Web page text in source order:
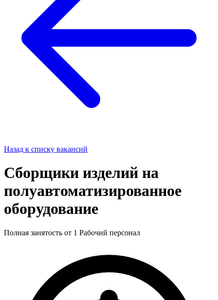
Назад к списку вакансий
Сборщики изделий на
полуавтоматизированное
оборудование
Полная занятость от 1 Рабочий персонал